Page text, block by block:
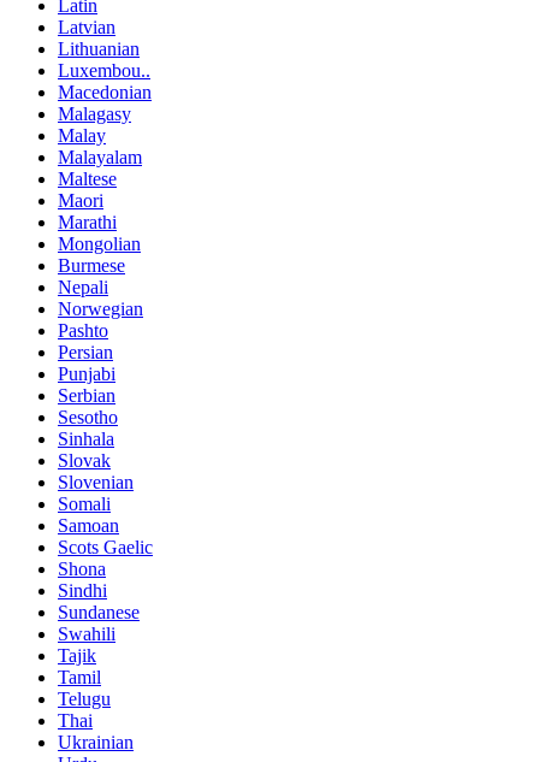
Latin
Latvian
Lithuanian
Luxembou..
Macedonian
Malagasy
Malay
Malayalam
Maltese
Maori
Marathi
Mongolian
Burmese
Nepali
Norwegian
Pashto
Persian
Punjabi
Serbian
Sesotho
Sinhala
Slovak
Slovenian
Somali
Samoan
Scots Gaelic
Shona
Sindhi
Sundanese
Swahili
Tajik
Tamil
Telugu
Thai
Ukrainian